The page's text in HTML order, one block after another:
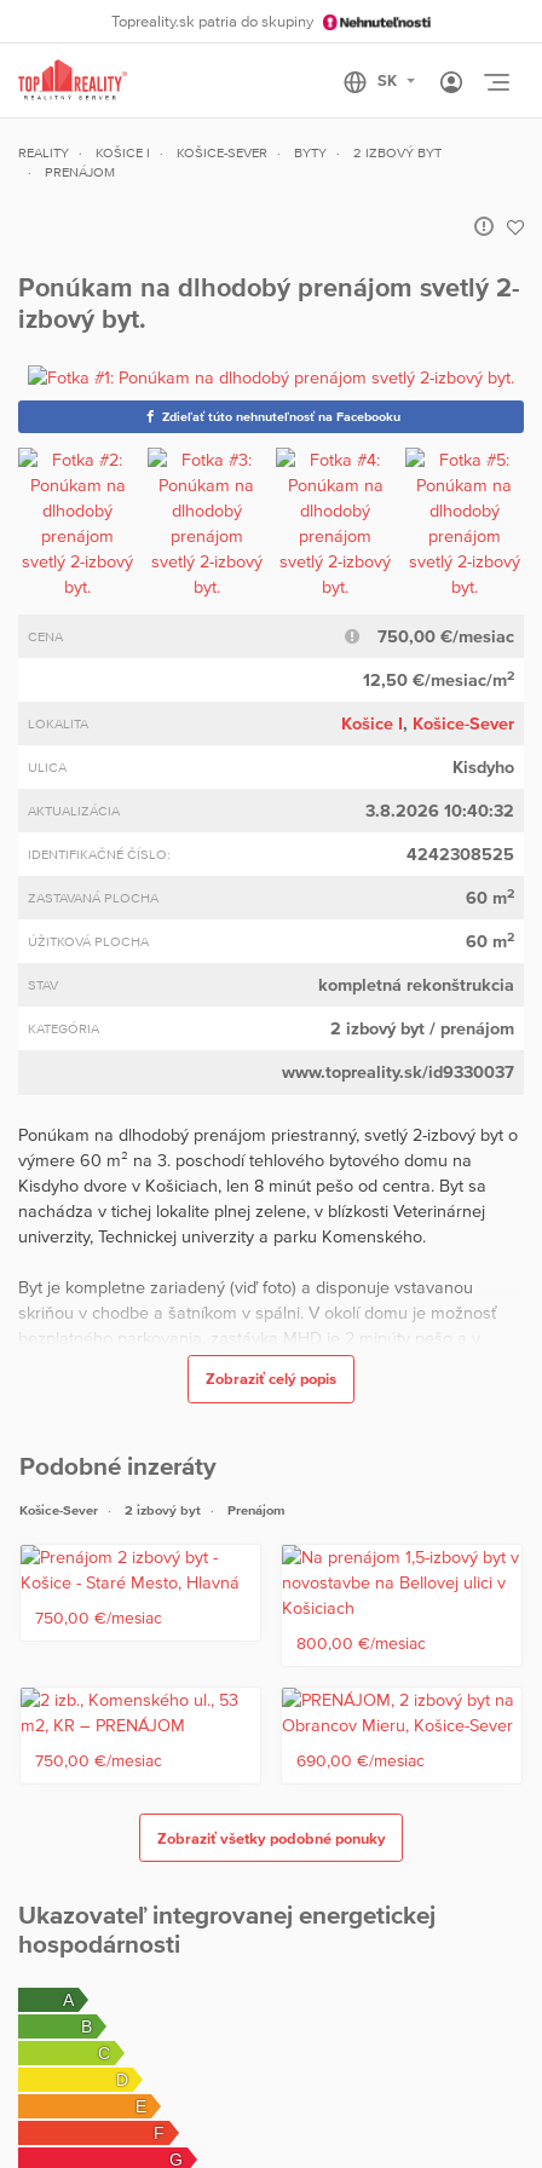
Topreality.sk patria do skupiny
REALITY KOŠICE I KOŠICE-SEVER BYTY
2 IZBOVÝ BYT
PRENÁJOM
Ponúkam na dlhodobý prenájom svetlý 2-
izbový byt.
Zdieľať túto nehnuteľnosť na Facebooku
CENA 750,00 €/mesiac
12,50 €/mesiac/m2
LOKALITA Košice I, Košice-Sever
ULICA Kisdyho
AKTUALIZÁCIA 3.8.2026 10:40:32
IDENTIFIKAČNÉ ČÍSLO: 4242308525
ZASTAVANÁ PLOCHA 60 m2
ÚŽITKOVÁ PLOCHA 60 m2
STAV kompletná rekonštrukcia
KATEGÓRIA 2 izbový byt / prenájom
www.topreality.sk/id9330037
Ponúkam na dlhodobý prenájom priestranný, svetlý 2-izbový byt o
výmere 60 m² na 3. poschodí tehlového bytového domu na
Kisdyho dvore v Košiciach, len 8 minút pešo od centra. Byt sa
nachádza v tichej lokalite plnej zelene, v blízkosti Veterinárnej
univerzity, Technickej univerzity a parku Komenského.
Byt je kompletne zariadený (viď foto) a disponuje vstavanou
skriňou v chodbe a šatníkom v spálni. V okolí domu je možnosť
bezplatného parkovania, zastávka MHD je 2 minúty pešo a v
pešej dostupnosti je kompletná občianska vybavenosť.
je voľný ihneď.
Zobraziť celý popis
Podobné inzeráty
Košice-Sever 2 izbový byt Prenájom
750,00 €/mesiac
800,00 €/mesiac
750,00 €/mesiac 690,00 €/mesiac
Zobraziť všetky podobné ponuky
Ukazovateľ integrovanej energetickej
hospodárnosti